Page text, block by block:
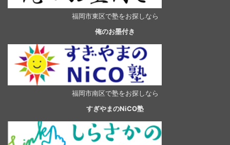
福岡市東区で塾をお探しなら
俺のお墨付き
福岡市南区で塾をお探しなら
すぎやまのNiCO塾